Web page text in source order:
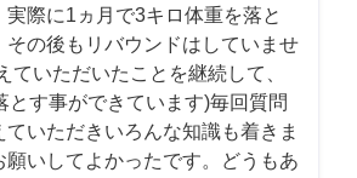
実際に1ヵ月で3キロ体重を落と
その後もリバウンドはしていませ
ていただいたことを継続して、
とす事ができています)毎回質問
ていただきいろんな知識も着きま
願いしてよかったです。どうもあ